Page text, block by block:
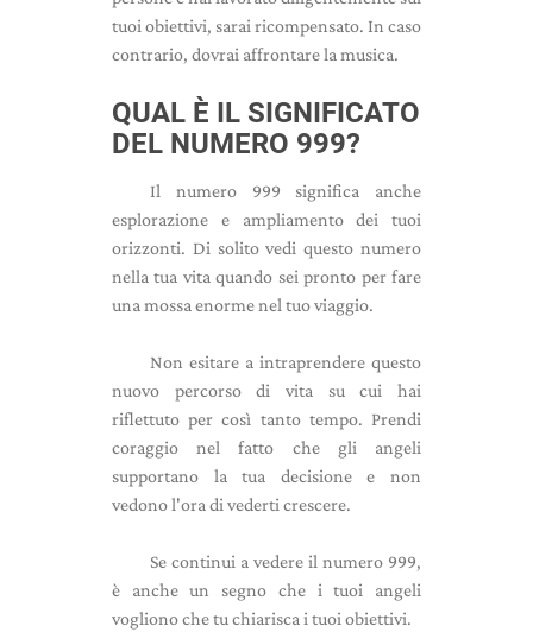
tuoi obiettivi, sarai ricompensato. In caso
contrario, dovrai affrontare la musica.
QUAL È IL SIGNIFICATO
DEL NUMERO 999?
Il numero 999 significa anche
esplorazione e ampliamento dei tuoi
orizzonti. Di solito vedi questo numero
nella tua vita quando sei pronto per fare
una mossa enorme nel tuo viaggio.
Non esitare a intraprendere questo
nuovo percorso di vita su cui hai
riflettuto per così tanto tempo. Prendi
coraggio nel fatto che gli angeli
supportano la tua decisione e non
vedono l'ora di vederti crescere.
Se continui a vedere il numero 999,
è anche un segno che i tuoi angeli
vogliono che tu chiarisca i tuoi obiettivi.